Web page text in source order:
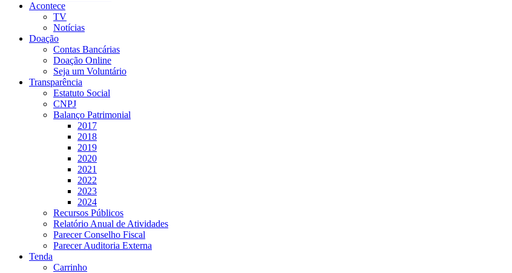
Acontece
TV
Notícias
Doação
Contas Bancárias
Doação Online
Seja um Voluntário
Transparência
Estatuto Social
CNPJ
Balanço Patrimonial
2017
2018
2019
2020
2021
2022
2023
2024
Recursos Públicos
Relatório Anual de Atividades
Parecer Conselho Fiscal
Parecer Auditoria Externa
Tenda
Carrinho